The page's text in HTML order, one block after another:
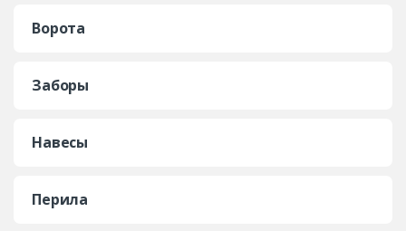
Ворота
Заборы
Навесы
Перила